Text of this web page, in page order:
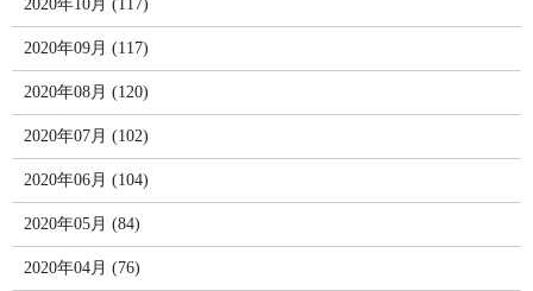
2020年10月 (117)
2020年09月 (117)
2020年08月 (120)
2020年07月 (102)
2020年06月 (104)
2020年05月 (84)
2020年04月 (76)